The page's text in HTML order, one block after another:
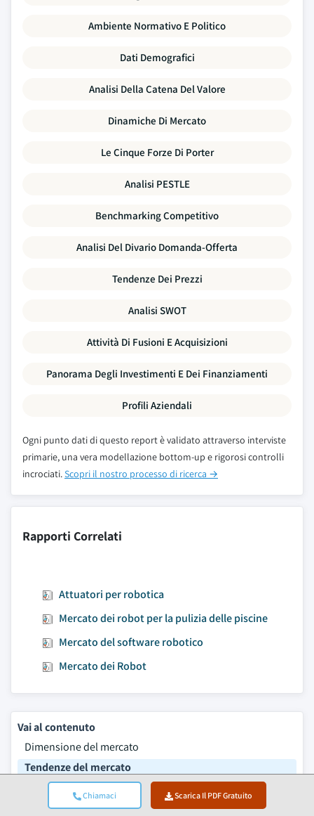
Chiamaci Scarica Il PDF Gratuito
Ambiente Normativo E Politico
Dati Demografici
Analisi Della Catena Del Valore
Dinamiche Di Mercato
Le Cinque Forze Di Porter
Analisi PESTLE
Benchmarking Competitivo
Analisi Del Divario Domanda-Offerta
Tendenze Dei Prezzi
Analisi SWOT
Attività Di Fusioni E Acquisizioni
Panorama Degli Investimenti E Dei Finanziamenti
Profili Aziendali
Ogni punto dati di questo report è validato attraverso interviste
primarie, una vera modellazione bottom-up e rigorosi controlli
incrociati.Scopri il nostro processo di ricerca →
Rapporti Correlati
Attuatori per robotica
Mercato dei robot per la pulizia delle piscine
Mercato del software robotico
Mercato dei Robot
Vai al contenuto
Dimensione del mercato
Tendenze del mercato
Analisi del mercato
Quota di mercato